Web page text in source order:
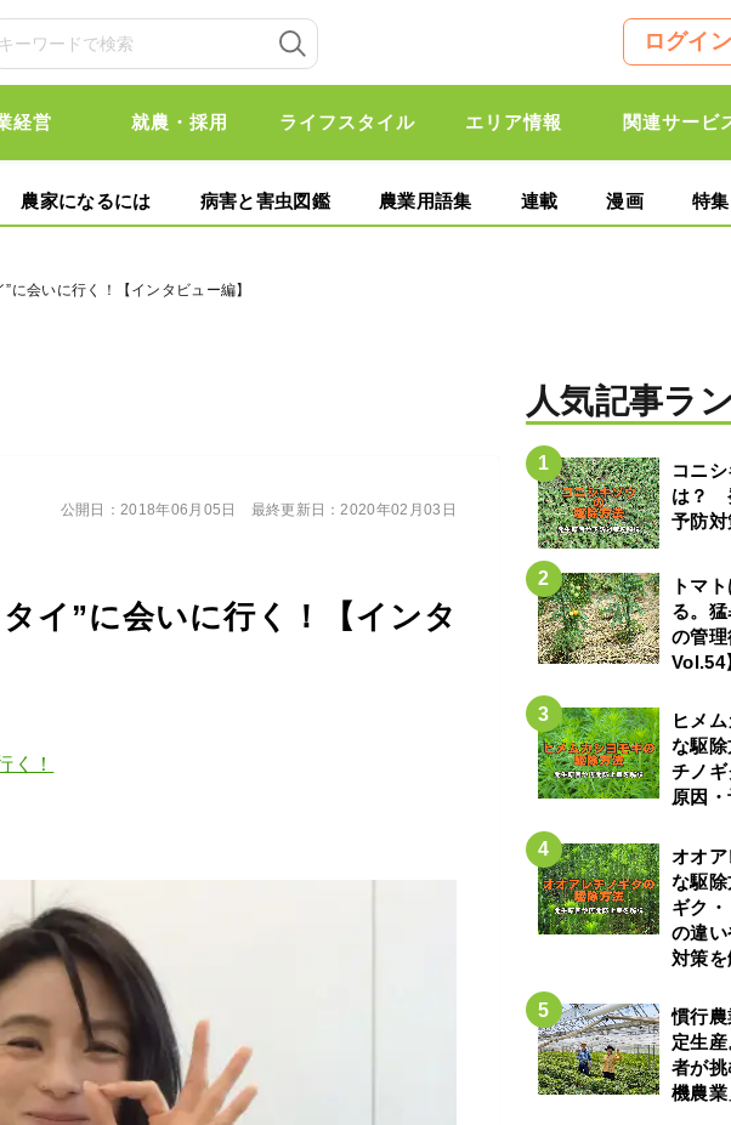
ログイン
経営 就農・採用 ライフスタイル エリア情報 関連サービ
農家になるには 病害と害虫図鑑 農業用語集 連載 漫画 特集
に会いに行く！【インタビュー編】
イ”に会いに行く！【インタ
く！
公開日：2018年06月05日 最終更新日：2020年02月03日
人気記事ラ
コニ
は？
予防
トマ
る。
の管
Vol.54
ヒメ
な駆
チノ
原因
オオ
な駆
ギク
の違
対策
慣行
定生
者が
機農業